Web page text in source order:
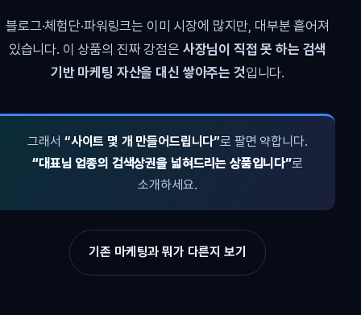
블로그·체험단·파워링크는 이미 시장에 많지만, 대부분 흩어져
있습니다. 이 상품의 진짜 강점은 사장님이 직접 못 하는 검색
기반 마케팅 자산을 대신 쌓아주는 것입니다.
그래서 “사이트 몇 개 만들어드립니다”로 팔면 약합니다.
“대표님 업종의 검색상권을 넓혀드리는 상품입니다”로
소개하세요.
기존 마케팅과 뭐가 다른지 보기